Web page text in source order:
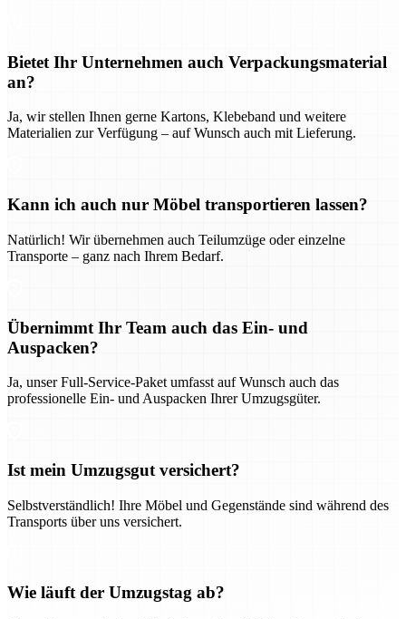
Bietet Ihr Unternehmen auch Verpackungsmaterial
an?
Ja, wir stellen Ihnen gerne Kartons, Klebeband und weitere
Materialien zur Verfügung – auf Wunsch auch mit Lieferung.
Kann ich auch nur Möbel transportieren lassen?
Natürlich! Wir übernehmen auch Teilumzüge oder einzelne
Transporte – ganz nach Ihrem Bedarf.
Übernimmt Ihr Team auch das Ein- und
Auspacken?
Ja, unser Full-Service-Paket umfasst auf Wunsch auch das
professionelle Ein- und Auspacken Ihrer Umzugsgüter.
Ist mein Umzugsgut versichert?
Selbstverständlich! Ihre Möbel und Gegenstände sind während des
Transports über uns versichert.
Wie läuft der Umzugstag ab?